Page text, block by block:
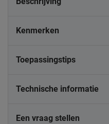
Kenmerken
Toepassingstips
Technische informatie
Een vraag stellen